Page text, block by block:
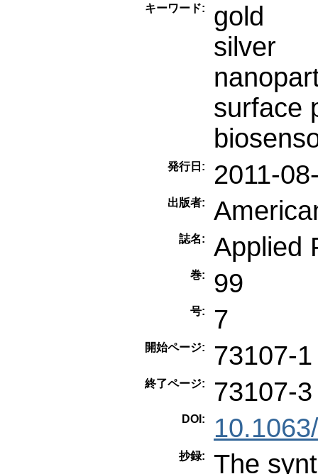
キーワード:
gold
silver
surface
発行日: 2011-
出版者:
誌名: Applied
巻: 99
号: 7
開始ページ: 73107-1
終了ページ: 73107-3
DOI:
抄録:
The